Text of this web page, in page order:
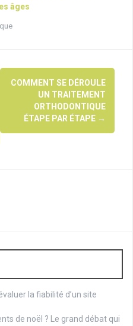
âges
COMMENT SE DÉROULE
UN TRAITEMENT
ORTHODONTIQUE
ÉTAPE PAR ÉTAPE →
la fiabilité d’un site
de noël ? Le grand débat qui